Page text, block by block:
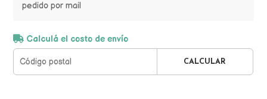
pedido por mail
Calculá el costo de envío
CALCULAR